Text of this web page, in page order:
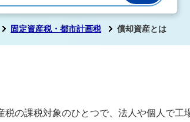
固定資産税・都市計画税 償却資産とは
の課税対象のひとつで、法人や個人で工